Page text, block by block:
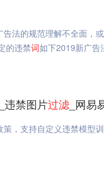
法的规范理解不全面，
的违禁词如下2019新广告
违禁图片过滤 _网易
，支持自定义违禁模型